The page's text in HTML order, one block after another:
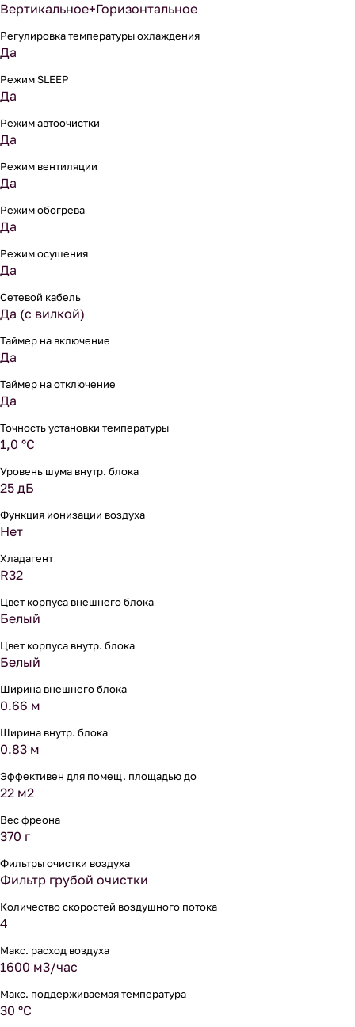
Вертикальное+Горизонтальное
Регулировка температуры охлаждения
Да
Режим SLEEP
Да
Режим автоочистки
Да
Режим вентиляции
Да
Режим обогрева
Да
Режим осушения
Да
Сетевой кабель
Да (с вилкой)
Таймер на включение
Да
Таймер на отключение
Да
Точность установки температуры
1,0 °С
Уровень шума внутр. блока
25 дБ
Функция ионизации воздуха
Нет
Хладагент
R32
Цвет корпуса внешнего блока
Белый
Цвет корпуса внутр. блока
Белый
Ширина внешнего блока
0.66 м
Ширина внутр. блока
0.83 м
Эффективен для помещ. площадью до
22 м2
Вес фреона
370 г
Фильтры очистки воздуха
Фильтр грубой очистки
Количество скоростей воздушного потока
4
Макс. расход воздуха
1600 м3/час
Макс. поддерживаемая температура
30 °С